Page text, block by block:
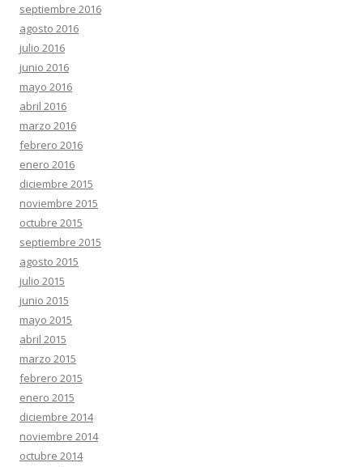
septiembre 2016
agosto 2016
julio 2016
junio 2016
mayo 2016
abril 2016
marzo 2016
febrero 2016
enero 2016
diciembre 2015
noviembre 2015
octubre 2015
septiembre 2015
agosto 2015
julio 2015
junio 2015
mayo 2015
abril 2015
marzo 2015
febrero 2015
enero 2015
diciembre 2014
noviembre 2014
octubre 2014